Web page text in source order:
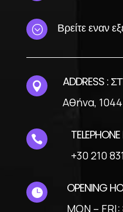
; Βρείτε εναν
 ADDRESS :
Αθήνα,

+30 210
 OPENING
MON –